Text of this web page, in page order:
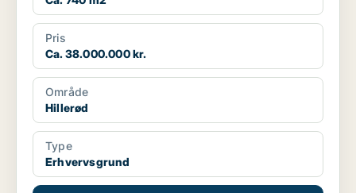
Pris
Ca. 38.000.000 kr.
Område
Hillerød
Type
Erhvervsgrund